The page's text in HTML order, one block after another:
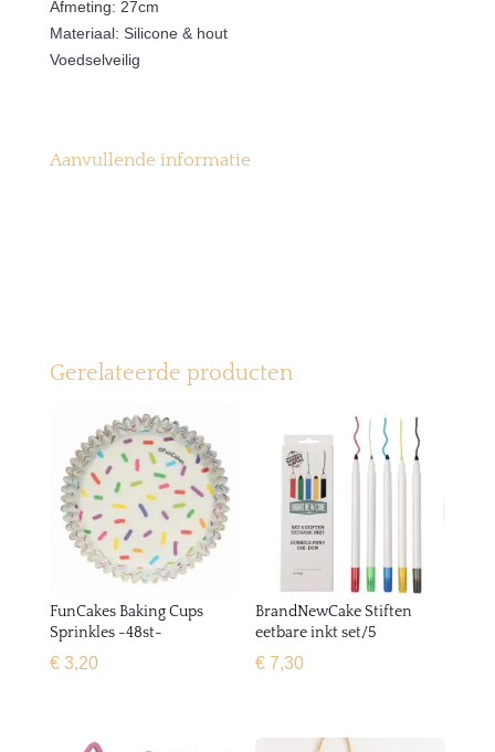
Afmeting: 27cm
Materiaal: Silicone & hout
Voedselveilig
Aanvullende informatie
Gerelateerde producten
FunCakes Baking Cups
Sprinkles -48st-
€3,20
BrandNewCake Stiften
eetbare inkt set/5
€ 7,30